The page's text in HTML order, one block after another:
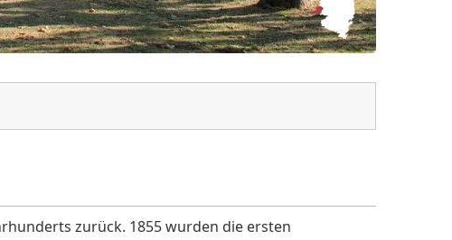
zurück. 1855 wurden die ersten